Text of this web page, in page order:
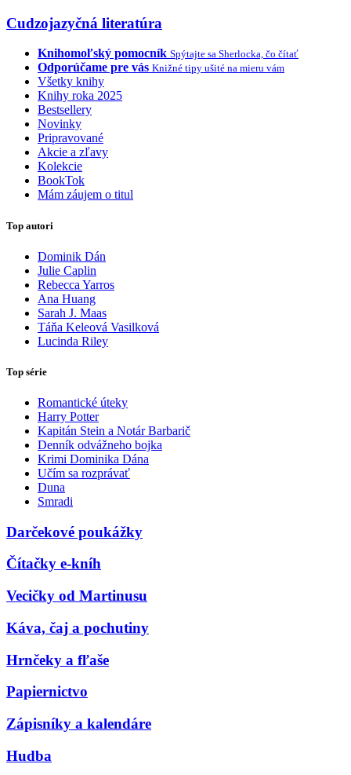
Cudzojazyčná literatúra
Knihomoľský pomocník Spýtajte sa Sherlocka, čo čítať
Odporúčame pre vás Knižné tipy ušité na mieru vám
Všetky knihy
Knihy roka 2025
Bestsellery
Novinky
Pripravované
Akcie a zľavy
Kolekcie
BookTok
Mám záujem o titul
Top autori
Dominik Dán
Julie Caplin
Rebecca Yarros
Ana Huang
Sarah J. Maas
Táňa Keleová Vasilková
Lucinda Riley
Top série
Romantické úteky
Harry Potter
Kapitán Stein a Notár Barbarič
Denník odvážneho bojka
Krimi Dominika Dána
Učím sa rozprávať
Duna
Smradi
Darčekové poukážky
Čítačky e-kníh
Vecičky od Martinusu
Káva, čaj a pochutiny
Hrnčeky a fľaše
Papiernictvo
Zápisníky a kalendáre
Hudba